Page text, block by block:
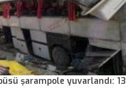
şarampole yuvarlandı: 13